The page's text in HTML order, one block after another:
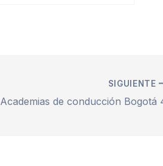
SIGUIENTE
Academias de conducción Bogotá